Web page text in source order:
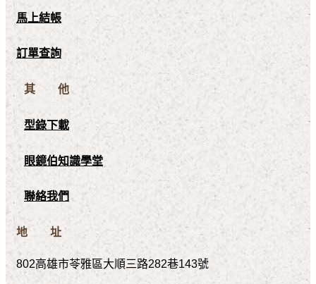
馬上結帳
訂單查詢
其 他
型錄下載
眼鏡伯知識學堂
聯絡我們
地 址
802高雄市苓雅區大順三路282巷143號